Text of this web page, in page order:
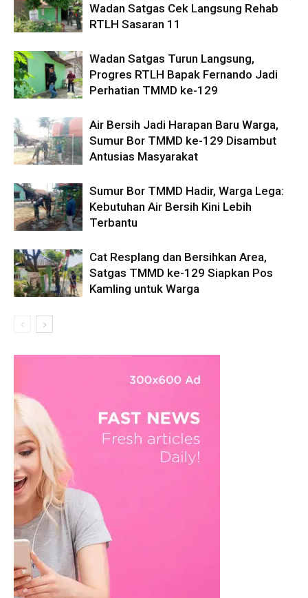
Wadan Satgas Cek Langsung Rehab
RTLH Sasaran 11
Wadan Satgas Turun Langsung,
Progres RTLH Bapak Fernando Jadi
Perhatian TMMD ke-129
Air Bersih Jadi Harapan Baru Warga,
Sumur Bor TMMD ke-129 Disambut
Antusias Masyarakat
Sumur Bor TMMD Hadir, Warga Lega:
Kebutuhan Air Bersih Kini Lebih
Terbantu
Cat Resplang dan Bersihkan Area,
Satgas TMMD ke-129 Siapkan Pos
Kamling untuk Warga